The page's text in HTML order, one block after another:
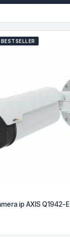
BESTSELLER
ip AXIS Q1942-E